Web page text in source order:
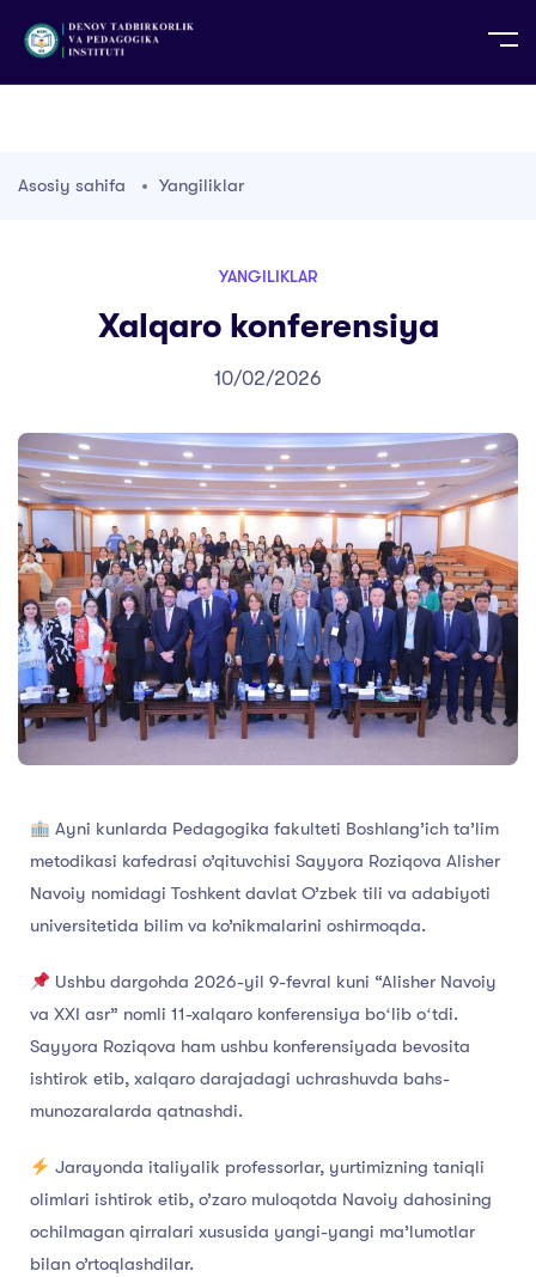
TG TR
Asosiy sahifa Yangiliklar
YANGILIKLAR
Xalqaro konferensiya
10/02/2026
Ayni kunlarda Pedagogika fakulteti Boshlang’ich ta’lim
metodikasi kafedrasi o’qituvchisi Sayyora Roziqova Alisher
Navoiy nomidagi Toshkent davlat O’zbek tili va adabiyoti
universitetida bilim va ko’nikmalarini oshirmoqda.
Ushbu dargohda 2026-yil 9-fevral kuni “Alisher Navoiy
va XXI asr” nomli 11-xalqaro konferensiya boʻlib oʻtdi.
Sayyora Roziqova ham ushbu konferensiyada bevosita
ishtirok etib, xalqaro darajadagi uchrashuvda bahs-
munozaralarda qatnashdi.
Jarayonda italiyalik professorlar, yurtimizning taniqli
olimlari ishtirok etib, o’zaro muloqotda Navoiy dahosining
ochilmagan qirralari xususida yangi-yangi ma’lumotlar
bilan o’rtoqlashdilar.